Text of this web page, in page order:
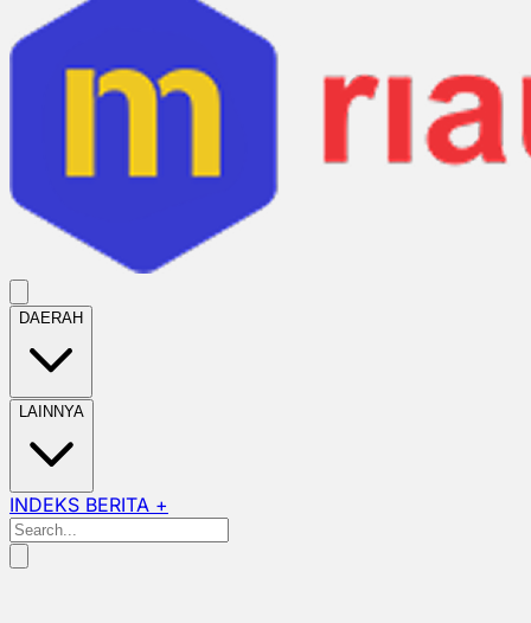
DAERAH
LAINNYA
INDEKS BERITA +